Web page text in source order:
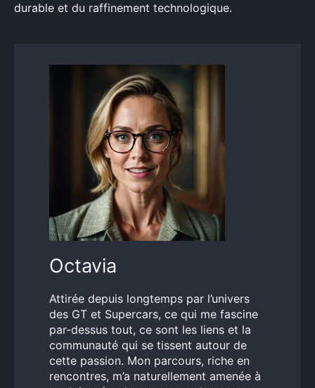
durable et du raffinement technologique.
Octavia
Attirée depuis longtemps par l’univers
des GT et Supercars, ce qui me fascine
par-dessus tout, ce sont les liens et la
communauté qui se tissent autour de
cette passion. Mon parcours, riche en
rencontres, m’a naturellement amenée à